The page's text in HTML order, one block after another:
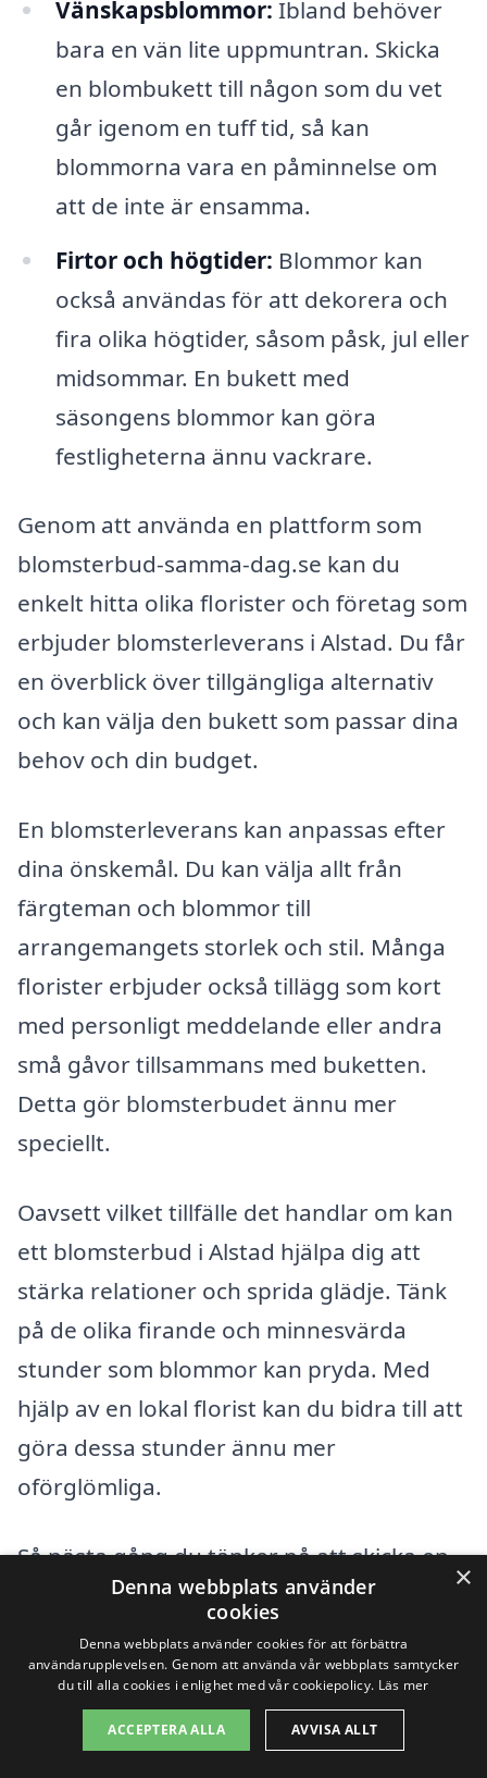
Vänskapsblommor: Ibland behöver
bara en vän lite uppmuntran. Skicka
en blombukett till någon som du vet
går igenom en tuff tid, så kan
blommorna vara en påminnelse om
att de inte är ensamma.
Firtor och högtider: Blommor kan
också användas för att dekorera och
fira olika högtider, såsom påsk, jul eller
midsommar. En bukett med
säsongens blommor kan göra
festligheterna ännu vackrare.
Genom att använda en plattform som
blomsterbud-samma-dag.se kan du
enkelt hitta olika florister och företag som
erbjuder blomsterleverans i Alstad. Du får
en överblick över tillgängliga alternativ
och kan välja den bukett som passar dina
behov och din budget.
En blomsterleverans kan anpassas efter
dina önskemål. Du kan välja allt från
färgteman och blommor till
arrangemangets storlek och stil. Många
florister erbjuder också tillägg som kort
med personligt meddelande eller andra
små gåvor tillsammans med buketten.
Detta gör blomsterbudet ännu mer
speciellt.
Oavsett vilket tillfälle det handlar om kan
ett blomsterbud i Alstad hjälpa dig att
stärka relationer och sprida glädje. Tänk
på de olika firande och minnesvärda
stunder som blommor kan pryda. Med
hjälp av en lokal florist kan du bidra till att
göra dessa stunder ännu mer
oförglömliga.
Så nästa gång du tänker på att skicka en
liten gest av omtanke, överväg att
beställa ett blomsterbud via blomsterbud-
samma-dag.se. Här kan du enkelt hitta
den perfekta buketten för varje tillfälle
och få den levererad samma dag. Gör
×
Denna webbplats använder
cookies
Denna webbplats använder cookies för att förbättra
användarupplevelsen. Genom att använda vår webbplats samtycker
du till alla cookies i enlighet med vår cookiepolicy. Läs mer
ACCEPTERA ALLA AVVISA ALLT